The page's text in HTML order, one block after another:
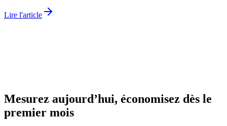
Lire l'article
Mesurez aujourd’hui, économisez dès le
premier mois